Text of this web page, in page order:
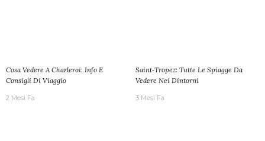
Cosa Vedere A Charleroi: Info E
Consigli Di Viaggio
2 Mesi Fa
Saint‑Tropez: Tutte Le Spiagge Da
Vedere Nei Dintorni
3 Mesi Fa